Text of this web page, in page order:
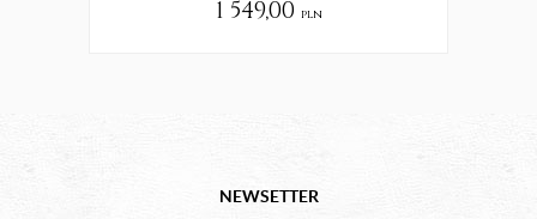
1 549,00 pln
NEWSETTER